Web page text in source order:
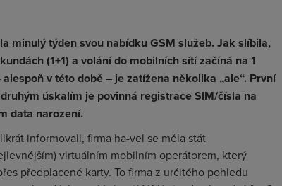
minulý týden svou nabídku GSM služeb. Jak slíbila,
(1+1) a volání do mobilních sítí začíná na 1
v této době – je zatížena několika „ale“. První
úskalím je povinná registrace SIM/čísla na
data narození.
informovali, firma ha-vel se měla stát
virtuálním mobilním operátorem, který
předplacené karty. To firma z určitého pohledu